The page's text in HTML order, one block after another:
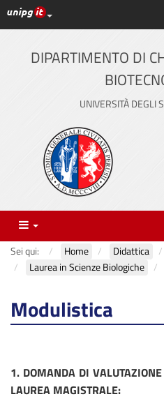
Vai
al
contenuto
principale
Link ai principali servizi
DIPARTIMENTO DI
UNIVERSITÀ DEGLI
Menu
Sei qui: Home Didattica
Laurea in Scienze Biologiche
Modulistica
1. DOMANDA DI VALUTAZIONE
LAUREA MAGISTRALE: